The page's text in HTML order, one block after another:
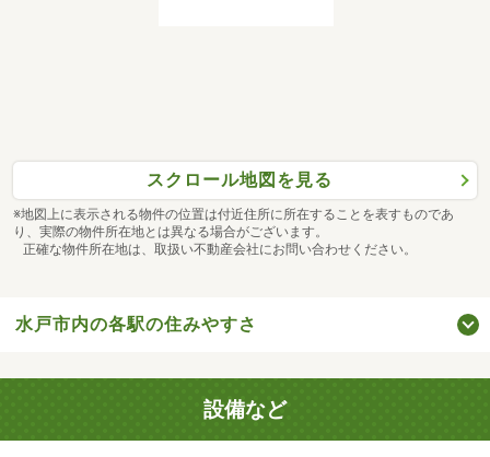
スクロール地図を見る
※地図上に表示される物件の位置は付近住所に所在することを表すものであ
り、実際の物件所在地とは異なる場合がございます。
正確な物件所在地は、取扱い不動産会社にお問い合わせください。
水戸市内の各駅の住みやすさ
設備など